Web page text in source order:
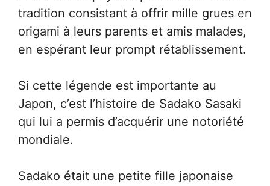
tradition consistant à offrir mille grues en
origami à leurs parents et amis malades,
en espérant leur prompt rétablissement.
Si cette légende est importante au
Japon, c’est l’histoire de Sadako Sasaki
qui lui a permis d’acquérir une notoriété
mondiale.
Sadako était une petite fille japonaise